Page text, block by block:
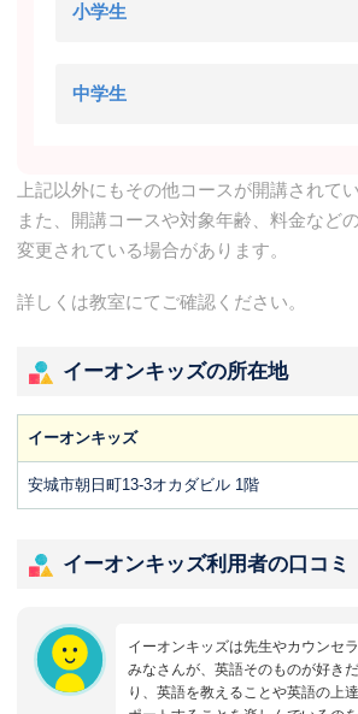
小学生
中学生
上記以外にもその他コースが開講されて
また、開講コースや対象年齢、料金など
変更されている場合があります。
詳しくは教室にてご確認ください。
イーオンキッズの所在地
イーオンキッズ
安城市朝日町13-3オカダビル 1階
イーオンキッズ利用者の口コミ
イーオンキッズは先生やカウンセ
みなさんが、英語そのものが好き
り、英語を教えることや英語の上